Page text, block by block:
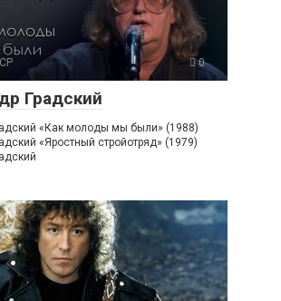
0
Градский
«Как молоды мы были» (1988)
«Яростный стройотряд» (1979)